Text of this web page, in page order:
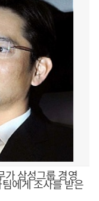
삼성그룹 경영
에게 조사를 받은